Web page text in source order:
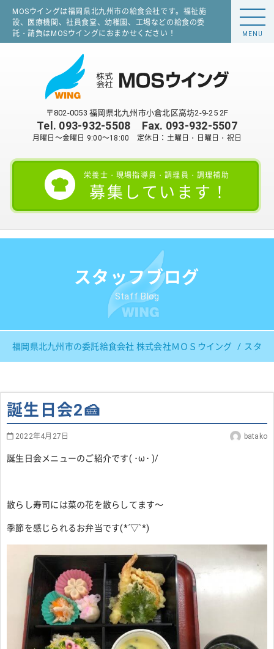
MOSウイングは福岡県北九州市の給食会社です。福祉施
設、医療機関、社員食堂、幼稚園、工場などの給食の委
託・請負はMOSウイングにおまかせください！
〒802-0053 福岡県北九州市小倉北区高坊2-9-25 2F
Tel. 093-932-5508 Fax. 093-932-5507
月曜日～金曜日 9:00～18:00 定休日：土曜日・日曜日・祝日
栄養士・現場指導員・調理員・調理補助
募集しています！
MENU
スタッフブログ
Staff Blog
福岡県北九州市の委託給食会社 株式会社ＭＯＳウイング スタッ
誕生日会2🍰
2022年4月27日 batako
誕生日会メニューのご紹介です( ･ω･ )/
散らし寿司には菜の花を散らしてます～
季節を感じられるお弁当です(*´▽`*)